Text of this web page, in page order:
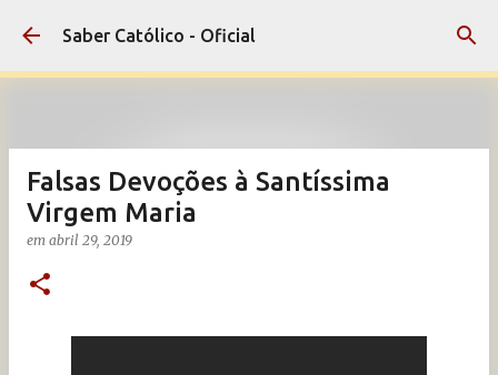
Pular para o conteúdo principal
Saber Católico - Oficial
Falsas Devoções à Santíssima
Virgem Maria
em abril 29, 2019